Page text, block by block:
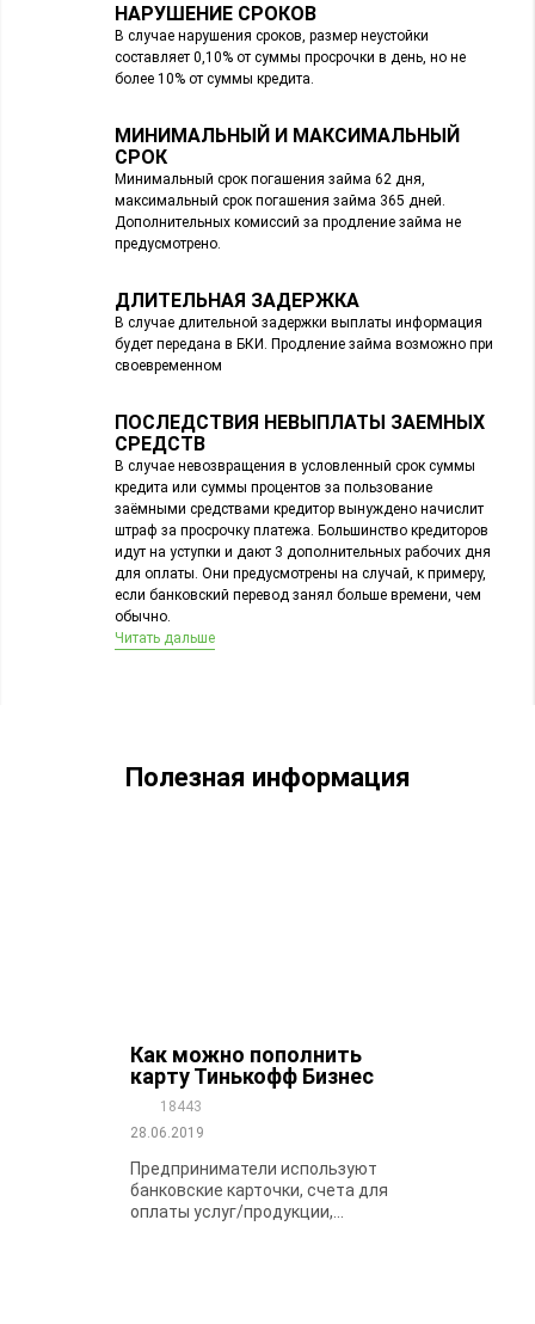
НАРУШЕНИЕ СРОКОВ
В случае нарушения сроков, размер неустойки
составляет 0,10% от суммы просрочки в день, но не
более 10% от суммы кредита.
МИНИМАЛЬНЫЙ И МАКСИМАЛЬНЫЙ
СРОК
Минимальный срок погашения займа 62 дня,
максимальный срок погашения займа 365 дней.
Дополнительных комиссий за продление займа не
предусмотрено.
ДЛИТЕЛЬНАЯ ЗАДЕРЖКА
В случае длительной задержки выплаты информация
будет передана в БКИ. Продление займа возможно при
своевременном
ПОСЛЕДСТВИЯ НЕВЫПЛАТЫ ЗАЕМНЫХ
СРЕДСТВ
В случае невозвращения в условленный срок суммы
кредита или суммы процентов за пользование
заёмными средствами кредитор вынуждено начислит
штраф за просрочку платежа. Большинство кредиторов
идут на уступки и дают 3 дополнительных рабочих дня
для оплаты. Они предусмотрены на случай, к примеру,
если банковский перевод занял больше времени, чем
обычно.
Читать дальше
Полезная информация
Как можно пополнить
карту Тинькофф Бизнес
18443
28.06.2019
Предприниматели используют
банковские карточки, счета для
оплаты услуг/продукции,...